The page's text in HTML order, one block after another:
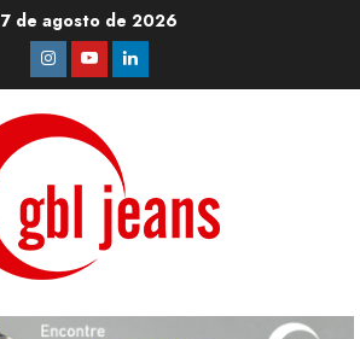
7 de agosto de 2026
Instagram
YoutubeLinkedin